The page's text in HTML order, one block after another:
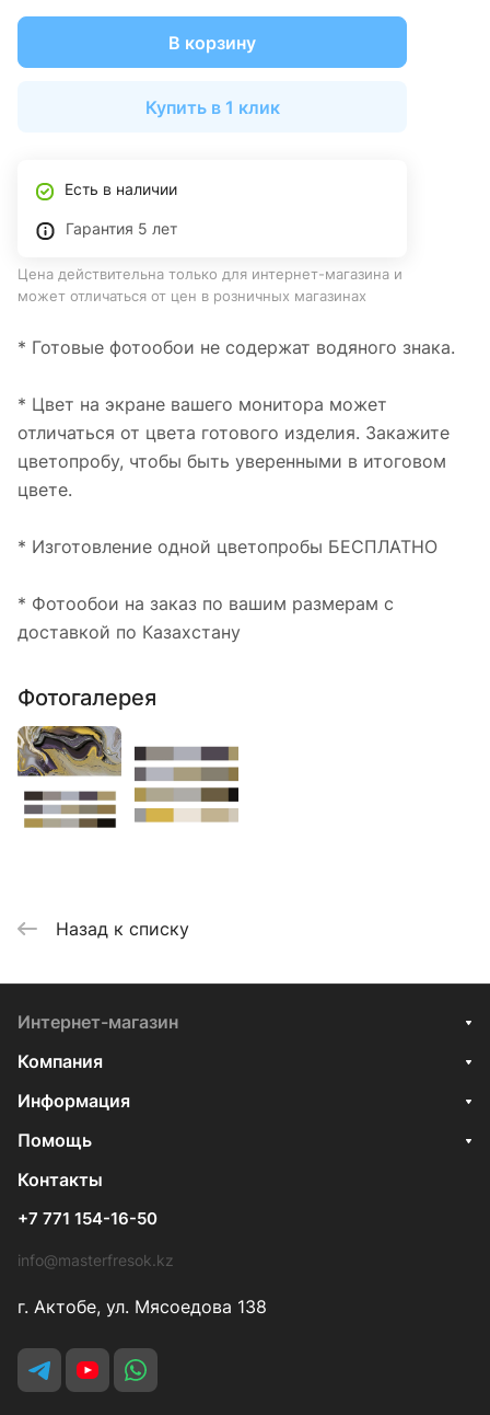
В корзину
Купить в 1 клик
Есть в наличии
Гарантия 5 лет
Цена действительна только для интернет-магазина и
может отличаться от цен в розничных магазинах
* Готовые фотообои не содержат водяного знака.
* Цвет на экране вашего монитора может
отличаться от цвета готового изделия. Закажите
цветопробу, чтобы быть уверенными в итоговом
цвете.
* Изготовление одной цветопробы БЕСПЛАТНО
* Фотообои на заказ по вашим размерам с
доставкой по Казахстану
Фотогалерея
Назад к списку
Интернет-магазин
Компания
Информация
Помощь
Контакты
+7 771 154-16-50
info@masterfresok.kz
г. Актобе, ул. Мясоедова 138